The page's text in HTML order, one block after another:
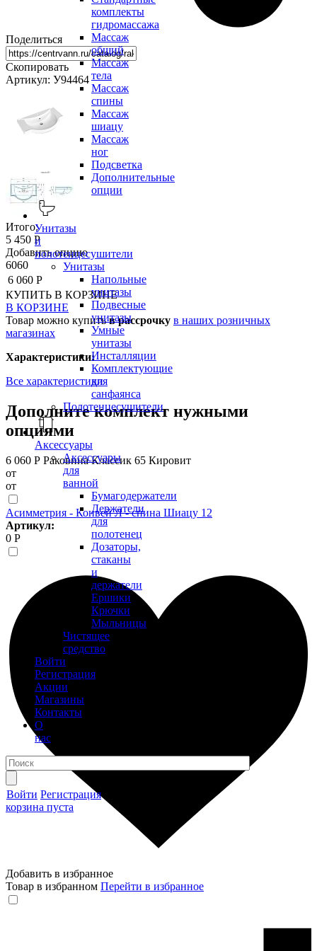
комплекты
гидромассажа
Массаж
общий
Массаж
тела
Массаж
спины
Массаж
шиацу
Массаж
ног
Подсветка
Дополнительные
опции
Унитазы
и
полотенцесушители
Унитазы
Напольные
унитазы
Подвесные
унитазы
Умные
унитазы
Инсталляции
Комплектующие
для
санфаянса
Полотенцесушители
Аксессуары
Аксессуары
для
ванной
Бумагодержатели
Держатели
для
полотенец
Дозаторы,
стаканы
и
держатели
Ершики
Крючки
Мыльницы
Чистящее
средство
Войти
Регистрация
Акции
Магазины
Контакты
О
нас
Войти Регистрация
корзина пуста
Поделиться
Скопировать
Артикул: У94464
Итого:
5 450 Р
Добавить опцию
6060
6 060 Р
КУПИТЬ В КОРЗИНЕ
В КОРЗИНЕ
Товар можно купитьв рассрочку в наших розничных
магазинах
Характеристики:
Все характеристики
Дополните комплект нужными
опциями
6 060 Р Раковина Классик 65 Кировит
от
от
Асимметрия - Конвей Л - спина Шиацу 12
Артикул:
0 Р
Добавить в избранное
Товар в избранном Перейти в избранное